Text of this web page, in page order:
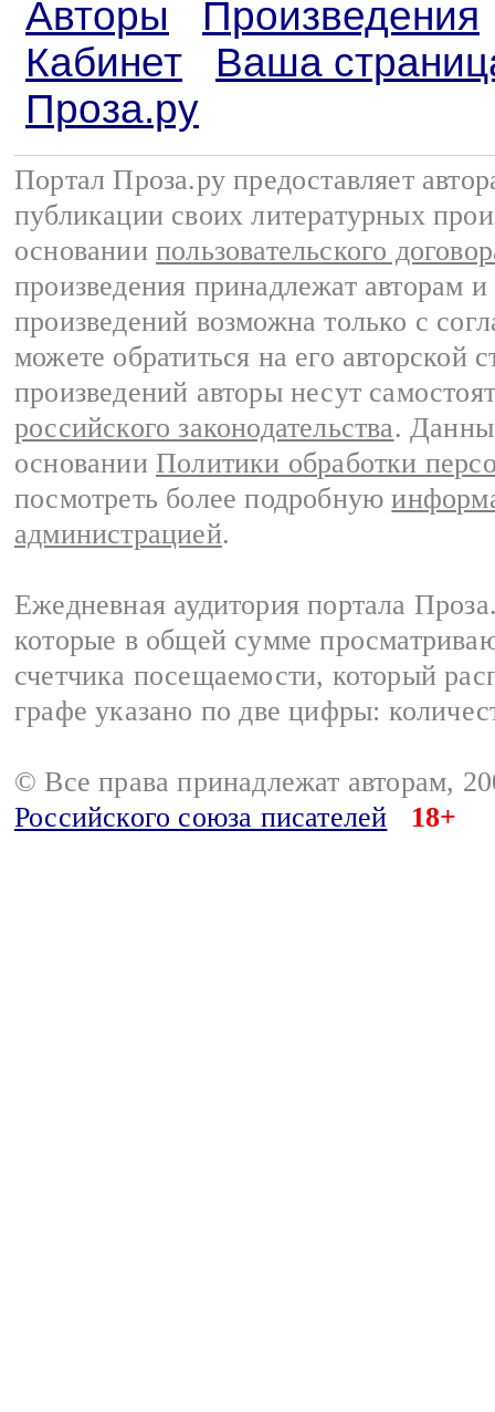
Авторы
Произведения
Кабинет
Ваша
Проза.ру
Портал Проза.ру предоставляет
публикации своих литературных
основании пользовательского
произведения принадлежат авторам
произведений возможна только с
можете обратиться на его авторской
произведений авторы несут
российского законодательства.
основании Политики обработки
посмотреть более подробную
администрацией.
Ежедневная аудитория портала
которые в общей сумме
счетчика посещаемости, который
графе указано по две цифры:
© Все права принадлежат авторам,
Российского союза писателей
18+